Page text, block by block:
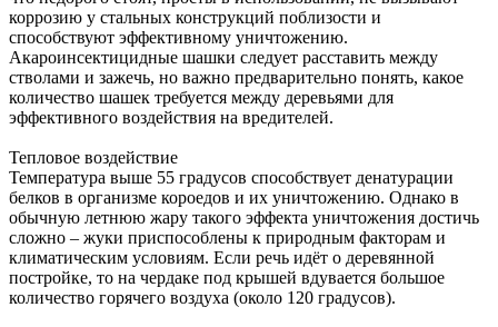
коррозию у стальных конструкций поблизости и
способствуют эффективному уничтожению.
Акароинсектицидные шашки следует расставить между
стволами и зажечь, но важно предварительно понять, какое
количество шашек требуется между деревьями для
эффективного воздействия на вредителей.
Тепловое воздействие
Температура выше 55 градусов способствует денатурации
белков в организме короедов и их уничтожению. Однако в
обычную летнюю жару такого эффекта уничтожения достичь
сложно – жуки приспособлены к природным факторам и
климатическим условиям. Если речь идёт о деревянной
постройке, то на чердаке под крышей вдувается большое
количество горячего воздуха (около 120 градусов).